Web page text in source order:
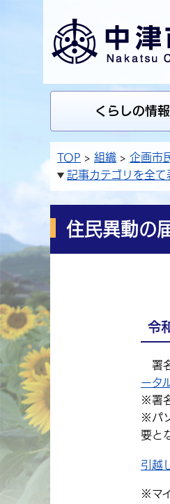
くらしの情報
TOP 組織 企画市
記事カテゴリを全て
住民異動の
令
署
ータ
※署
※パ
要と
引越
※マ